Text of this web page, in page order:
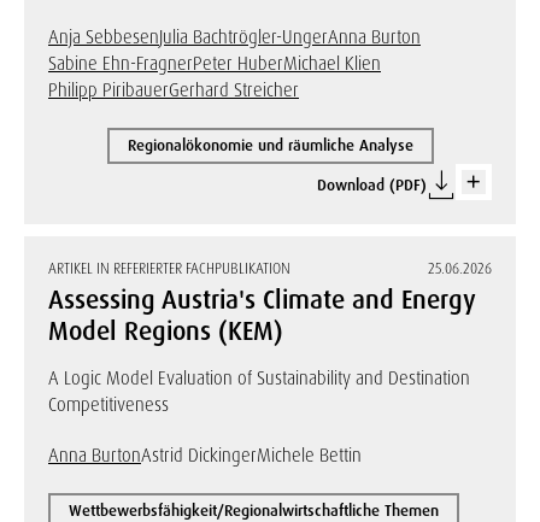
Anja SebbesenJulia Bachtrögler-UngerAnna Burton
Sabine Ehn-FragnerPeter HuberMichael Klien
Philipp PiribauerGerhard Streicher
Regionalökonomie und räumliche Analyse
Download (PDF)
ARTIKEL IN REFERIERTER FACHPUBLIKATION 25.06.2026
Assessing Austria's Climate and Energy
Model Regions (KEM)
A Logic Model Evaluation of Sustainability and Destination
Competitiveness
Anna BurtonAstrid DickingerMichele Bettin
Wettbewerbsfähigkeit/Regionalwirtschaftliche Themen